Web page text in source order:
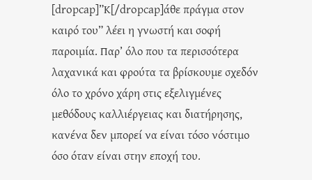
[dropcap]”Κ[/dropcap]άθε πράγμα στον
καιρό του” λέει η γνωστή και σοφή
παροιμία. Παρ’ όλο που τα περισσότερα
λαχανικά και φρούτα τα βρίσκουμε σχεδόν
όλο το χρόνο χάρη στις εξελιγμένες
μεθόδους καλλιέργειας και διατήρησης,
κανένα δεν μπορεί να είναι τόσο νόστιμο
όσο όταν είναι στην εποχή του.